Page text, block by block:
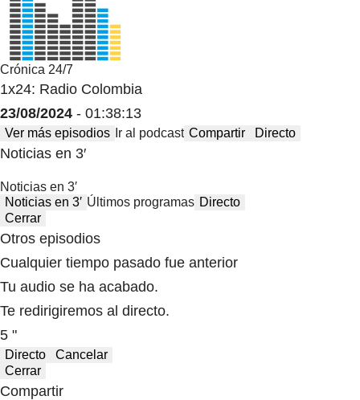
Crónica 24/7
1x24: Radio Colombia
23/08/2024 - 01:38:13
Ver más episodios Ir al podcast Compartir Directo
Noticias en 3′
Noticias en 3′
Noticias en 3′ Últimos programas Directo
Cerrar
Otros episodios
Cualquier tiempo pasado fue anterior
Tu audio se ha acabado.
Te redirigiremos al directo.
5 "
Directo
Cancelar
Cerrar
Compartir